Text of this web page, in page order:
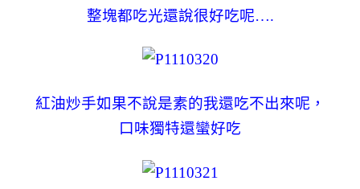
整塊都吃光還說很好吃呢….
紅油炒手如果不說是素的我還吃不出來呢，
口味獨特還蠻好吃